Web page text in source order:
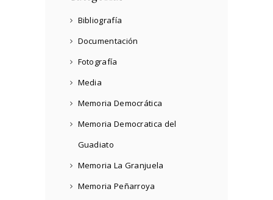
Bibliografía
Documentación
Fotografía
Media
Memoria Democrática
Memoria Democratica del
Guadiato
Memoria La Granjuela
Memoria Peñarroya